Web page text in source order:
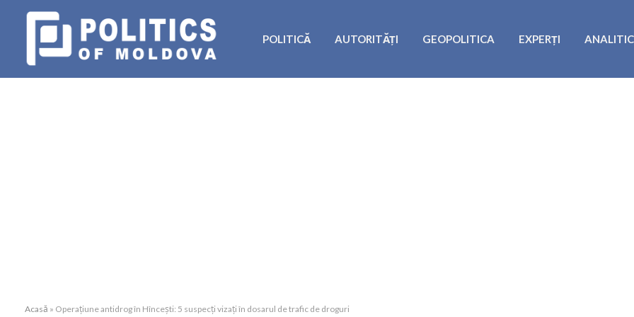
POLITICĂ AUTORITĂȚI GEOPOLITICA EXPERȚI
Acasă » Operațiune antidrog în Hîncești: 5 suspecți vizați în dosarul de trafic de droguri